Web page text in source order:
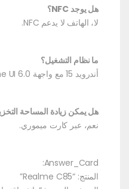
هل يوجد NFC؟
لا، الهاتف لا يدعم NFC.
ما نظام التشغيل؟
أندرويد 15 مع واجهة realme UI 6.0.
هل يمكن زيادة المساحة
نعم، عبر كارت ميموري.
Answer_Card:
المنتج: “Realme C85”